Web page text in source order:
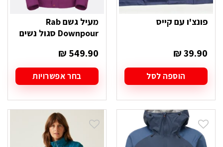
פונצ'ו עם קייס
₪39.90
הוספה לסל
מעיל גשם Rab
Downpour סגול נשים
₪ 549.90
בחר אפשרויות
זה
יש
מספר
סוגים.